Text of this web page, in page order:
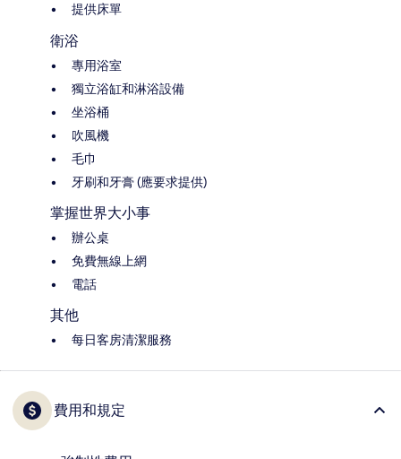
提供床單
衛浴
專用浴室
獨立浴缸和淋浴設備
坐浴桶
吹風機
毛巾
牙刷和牙膏 (應要求提供)
掌握世界大小事
辦公桌
免費無線上網
電話
其他
每日客房清潔服務
費用和規定